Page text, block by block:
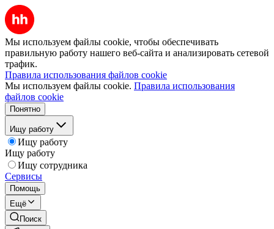
Мы используем файлы cookie, чтобы обеспечивать
правильную работу нашего веб-сайта и анализировать сетевой
трафик.
Правила использования файлов cookie
Мы используем файлы cookie. Правила использования
файлов cookie
Понятно
Ищу работу
Ищу работу
Ищу работу
Ищу сотрудника
Сервисы
Помощь
Ещё
Поиск